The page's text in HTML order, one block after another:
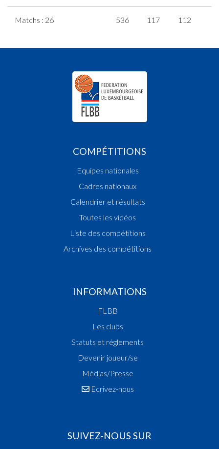
Matchs : 26 536 117 112
COMPÉTITIONS
Equipes nationales
Cadres nationaux
Calendrier et résultats
Toutes les vidéos
Liste des compétitions
Archives des compétitions
INFORMATIONS
FLBB
Les clubs
Statuts et réglements
Devenir joueur/se
Médias/Presse
Ecrivez-nous
SUIVEZ-NOUS SUR